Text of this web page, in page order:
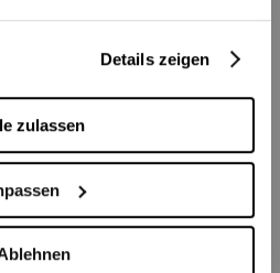
Details zeigen
zulassen
LE BEIZLI
können Sie im
» in einen gelungenen
und ihn dort wieder